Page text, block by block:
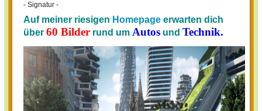
- Signatur -
Auf meiner riesigen Homepage erwarten dich
über 60 Bilder rund um Autos und Technik.